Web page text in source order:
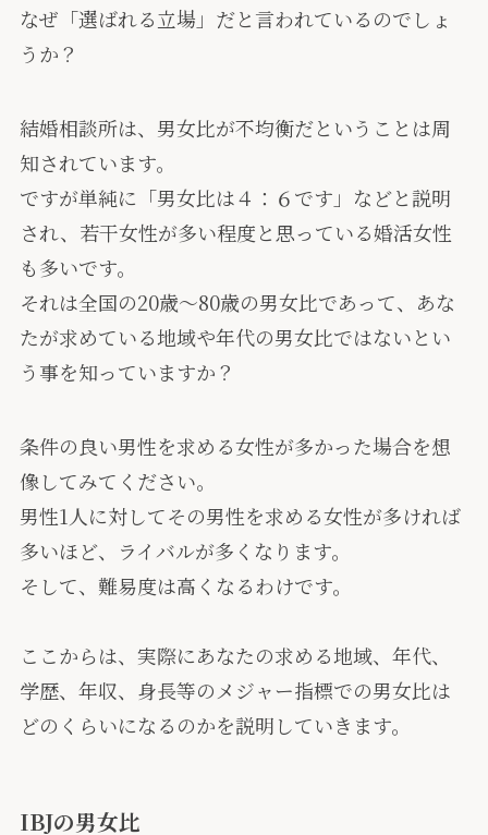
なぜ「選ばれる立場」だと言われているのでしょ
うか？
結婚相談所は、男女比が不均衡だということは周
知されています。
ですが単純に「男女比は４：６です」などと説明
され、若干女性が多い程度と思っている婚活女性
も多いです。
それは全国の20歳〜80歳の男女比であって、あな
たが求めている地域や年代の男女比ではないとい
う事を知っていますか？
条件の良い男性を求める女性が多かった場合を想
像してみてください。
男性1人に対してその男性を求める女性が多ければ
多いほど、ライバルが多くなります。
そして、難易度は高くなるわけです。
ここからは、実際にあなたの求める地域、年代、
学歴、年収、身長等のメジャー指標での男女比は
どのくらいになるのかを説明していきます。
IBJの男女比